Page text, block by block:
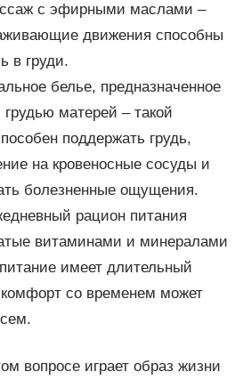
с эфирными маслами –
движения способны
в груди.
белье, предназначенное
матерей – такой
поддержать грудь,
на кровеносные сосуды и
болезненные ощущения.
рацион питания
витаминами и минералами
имеет длительный
со временем может
вопросе играет образ жизни